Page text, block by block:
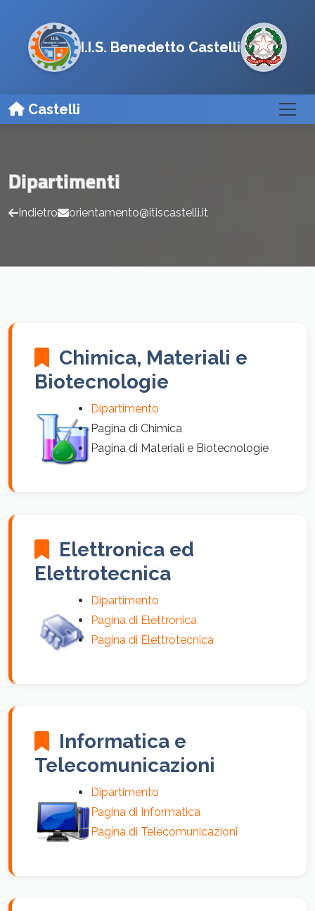
I.I.S. Benedetto Castelli
Castelli
Dipartimenti
Indietro orientamento@itiscastelli.it
Chimica, Materiali e
Biotecnologie
Dipartimento
Pagina di Chimica
Pagina di Materiali e Biotecnologie
Elettronica ed
Elettrotecnica
Dipartimento
Pagina di Elettronica
Pagina di Elettrotecnica
Informatica e
Telecomunicazioni
Dipartimento
Pagina di Informatica
Pagina di Telecomunicazioni